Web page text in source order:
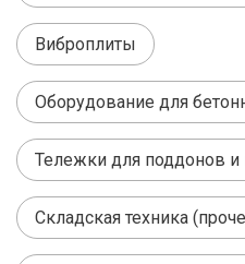
Виброплиты
Оборудование для
Тележки для поддонов и
Складская техника